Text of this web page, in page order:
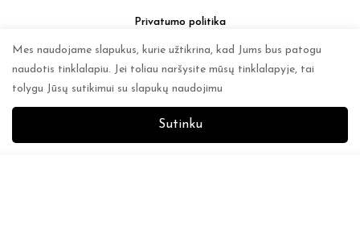
Privatumo politika
Mes naudojame slapukus, kurie užtikrina, kad Jums bus patogu
naudotis tinklalapiu. Jei toliau naršysite mūsų tinklalapyje, tai
tolygu Jūsų sutikimui su slapukų naudojimu
Sutinku
0